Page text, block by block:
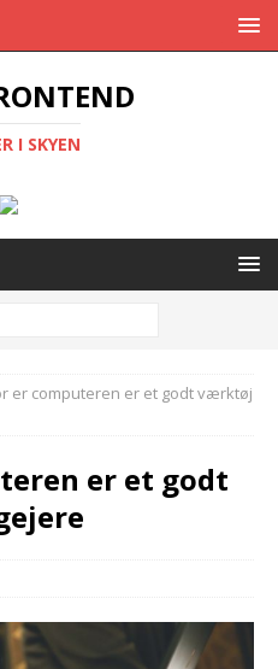
I SKYEN
er computeren er et godt værktøj
er et godt